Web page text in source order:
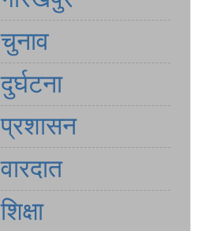
चुनाव
दुर्घटना
प्रशासन
वारदात
शिक्षा